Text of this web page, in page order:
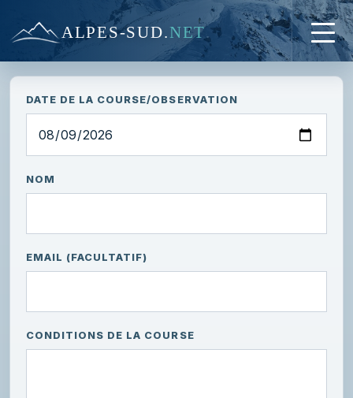
ALPES-SUD.NET
DATE DE LA COURSE/OBSERVATION
NOM
EMAIL (FACULTATIF)
CONDITIONS DE LA COURSE